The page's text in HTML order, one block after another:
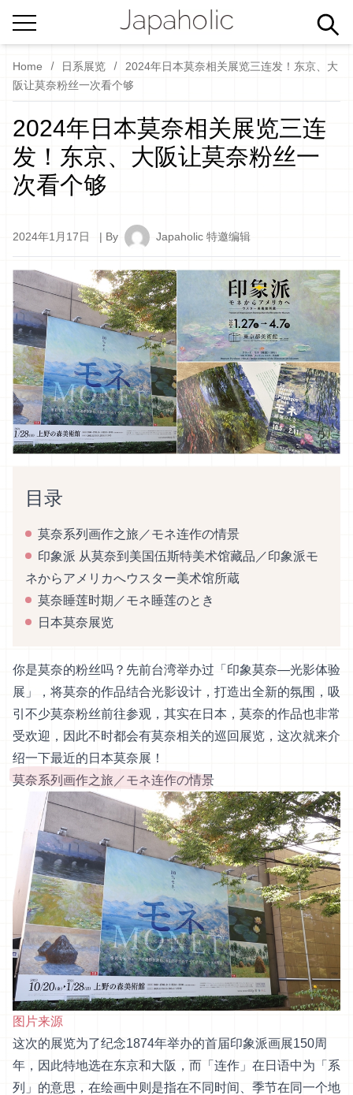
Home 日系展览
2024年日本莫奈相关展览三连发！东京、大
阪让莫奈粉丝一次看个够
2024年日本莫奈相关展览三连
发！东京、大阪让莫奈粉丝一
次看个够
2024年1月17日 | By Japaholic 特邀编辑
目录
莫奈系列画作之旅／モネ连作の情景
印象派 从莫奈到美国伍斯特美术馆藏品／印象派モ
ネからアメリカへウスター美术馆所蔵
莫奈睡莲时期／モネ睡莲のとき
日本莫奈展览
你是莫奈的粉丝吗？先前台湾举办过「印象莫奈—光影体验
展」，将莫奈的作品结合光影设计，打造出全新的氛围，吸
引不少莫奈粉丝前往参观，其实在日本，莫奈的作品也非常
受欢迎，因此不时都会有莫奈相关的巡回展览，这次就来介
绍一下最近的日本莫奈展！
莫奈系列画作之旅／モネ连作の情景
图片来源
这次的展览为了纪念1874年举办的首届印象派画展150周
年，因此特地选在东京和大阪，而「连作」在日语中为「系
列」的意思，在绘画中则是指在不同时间、季节在同一个地